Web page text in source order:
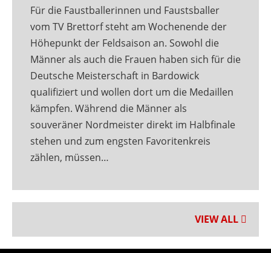
Für die Faustballerinnen und Faustsballer
vom TV Brettorf steht am Wochenende der
Höhepunkt der Feldsaison an. Sowohl die
Männer als auch die Frauen haben sich für die
Deutsche Meisterschaft in Bardowick
qualifiziert und wollen dort um die Medaillen
kämpfen. Während die Männer als
souveräner Nordmeister direkt im Halbfinale
stehen und zum engsten Favoritenkreis
zählen, müssen…
VIEW ALL